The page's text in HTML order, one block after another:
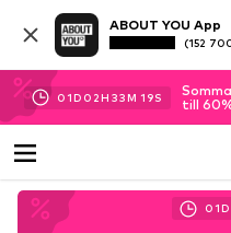
ABOUT YOU App
(152
01D 02H 33M 18S
till
01D